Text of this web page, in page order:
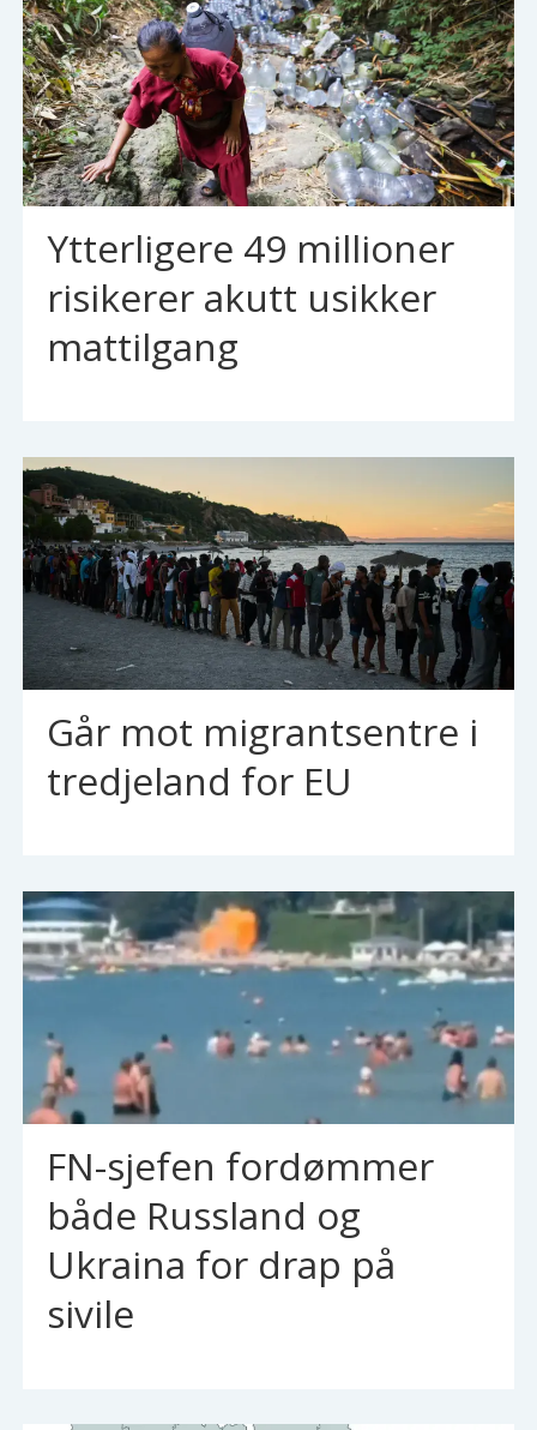
Ytterligere 49 millioner
risikerer akutt usikker
mattilgang
Går mot migrantsentre i
tredjeland for EU
FN-sjefen fordømmer
både Russland og
Ukraina for drap på
sivile